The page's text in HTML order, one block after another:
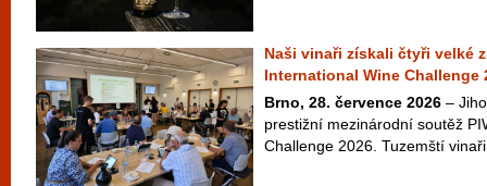
Naši vinaři získali čtyři velké
International Wine Challenge
Brno, 28. července 2026 –
prestižní mezinárodní soutěž
Challenge 2026. Tuzemští